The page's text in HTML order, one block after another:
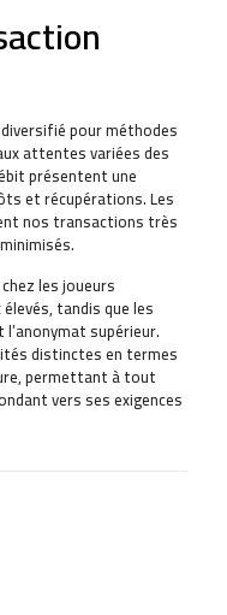
pour méthodes
attentes variées des
présentent une
et récupérations. Les
nos transactions très
les joueurs
tandis que les
supérieur.
distinctes en termes
permettant à tout
vers ses exigences